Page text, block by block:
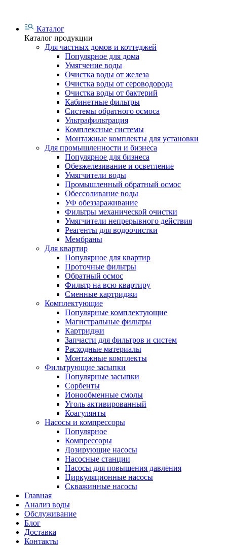
Каталог
Каталог продукции
Для частных домов и коттеджей
Популярное для дома
Умягчение воды
Очистка воды от железа
Очистка воды от сероводорода
Очистка воды от бактерий
Кабинетные фильтры
Системы обратного осмоса
Ультрафильтрация
Комплексные системы
Монтажные комплекты для установки
Для промышленности и бизнеса
Популярное для бизнеса
Обезжелезивание и осветление
Умягчители воды
Промышленный обратный осмос
Обессоливание воды
УФ обеззараживание
Фильтры механической очистки
Умягчители непрерывного действия
Реагенты для водоочистки
Мембраны
Для квартир
Популярное для квартир
Проточные фильтры
Обратный осмос
Фильтр на всю квартиру
Сменные картриджи
Комплектующие
Популярные комплектующие
Магистральные фильтры
Картриджи
Запчасти для фильтров и систем
Расходные материалы
Монтажные комплекты
Фильтрующие засыпки
Популярные засыпки
Сорбенты
Ионообменные смолы
Уголь активированный
Коагулянты
Насосы и компрессоры
Популярное
Компрессоры
Дозирующие насосы
Насосные станции
Насосы для повышения давления
Циркуляционные насосы
Скважинные насосы
Главная
Анализ воды
Обслуживание
Блог
Доставка
Контакты